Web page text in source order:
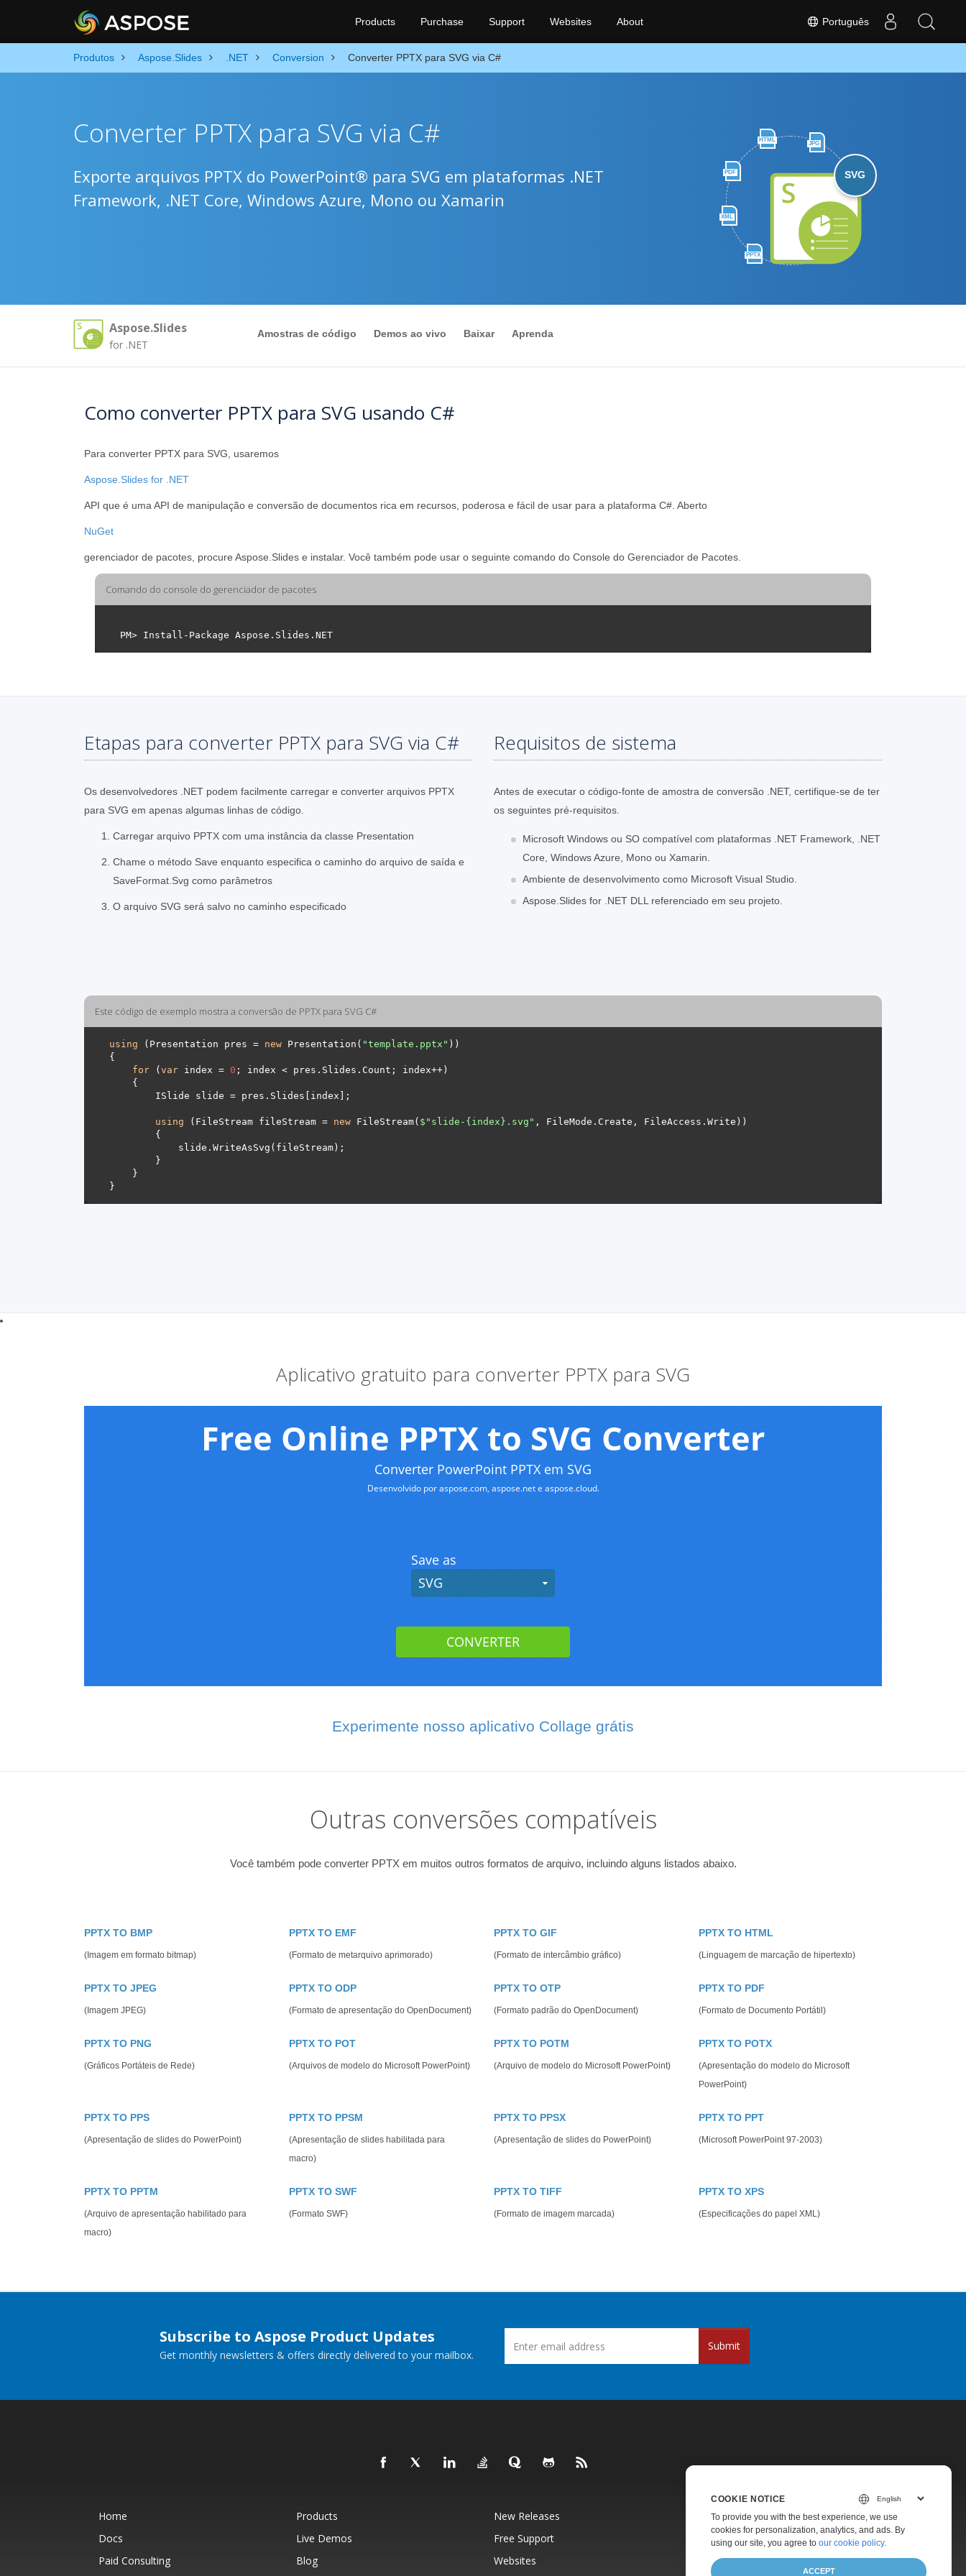
Português
Products Purchase Support Websites About
Produtos Aspose.Slides .NET Conversion Converter PPTX para SVG via C#
HTML
JPG
PDF
XML
PPTX
SVG
Converter PPTX para SVG via C#
Exporte arquivos PPTX do PowerPoint® para SVG em plataformas .NET
Framework, .NET Core, Windows Azure, Mono ou Xamarin
Aspose.Slides
for .NET
Amostras de código Demos ao vivo Baixar Aprenda
Como converter PPTX para SVG usando C#
Para converter PPTX para SVG, usaremos
Aspose.Slides for .NET
API que é uma API de manipulação e conversão de documentos rica em recursos, poderosa e fácil de usar para a plataforma C#. Aberto
NuGet
gerenciador de pacotes, procure Aspose.Slides e instalar. Você também pode usar o seguinte comando do Console do Gerenciador de Pacotes.
Comando do console do gerenciador de pacotes
Etapas para converter PPTX para SVG via C#
Os desenvolvedores .NET podem facilmente carregar e converter arquivos PPTX
para SVG em apenas algumas linhas de código.
Carregar arquivo PPTX com uma instância da classe Presentation
Chame o método Save enquanto especifica o caminho do arquivo de saída e
SaveFormat.Svg como parâmetros
O arquivo SVG será salvo no caminho especificado
Requisitos de sistema
Antes de executar o código-fonte de amostra de conversão .NET, certifique-se de ter
os seguintes pré-requisitos.
Microsoft Windows ou SO compatível com plataformas .NET Framework, .NET
Core, Windows Azure, Mono ou Xamarin.
Ambiente de desenvolvimento como Microsoft Visual Studio.
Aspose.Slides for .NET DLL referenciado em seu projeto.
Este código de exemplo mostra a conversão de PPTX para SVG C#
using (Presentation pres = new Presentation( "template.pptx"
for ( var index = 0
using (FileStream fileStream = new FileStream( $"slide- {index} .svg"
Aplicativo gratuito para converter PPTX para SVG
Experimente nosso aplicativo Collage grátis
Outras conversões compatíveis
Você também pode converter PPTX em muitos outros formatos de arquivo, incluindo alguns listados abaixo.
PPTX TO BMP
(Imagem em formato bitmap)
PPTX TO EMF
(Formato de metarquivo aprimorado)
PPTX TO GIF
(Formato de intercâmbio gráfico)
PPTX TO HTML
(Linguagem de marcação de hipertexto)
PPTX TO JPEG
(Imagem JPEG)
PPTX TO ODP
(Formato de apresentação do OpenDocument)
PPTX TO OTP
(Formato padrão do OpenDocument)
PPTX TO PDF
(Formato de Documento Portátil)
PPTX TO PNG
(Gráficos Portáteis de Rede)
PPTX TO POT
(Arquivos de modelo do Microsoft PowerPoint)
PPTX TO POTM
(Arquivo de modelo do Microsoft PowerPoint)
PPTX TO POTX
(Apresentação do modelo do Microsoft
PowerPoint)
PPTX TO PPS
(Apresentação de slides do PowerPoint)
PPTX TO PPSM
(Apresentação de slides habilitada para
macro)
PPTX TO PPSX
(Apresentação de slides do PowerPoint)
PPTX TO PPT
(Microsoft PowerPoint 97-2003)
PPTX TO PPTM
(Arquivo de apresentação habilitado para
macro)
PPTX TO SWF
(Formato SWF)
PPTX TO TIFF
(Formato de imagem marcada)
PPTX TO XPS
(Especificações do papel XML)
Subscribe to Aspose Product Updates
Get monthly newsletters & offers directly delivered to your mailbox.
Submit
Home Products New Releases
Pricing
Docs
Live Demos Free Support
Paid Support
Paid Consulting
Blog Websites About
COOKIE NOTICE
To provide you with the best experience, we use
cookies for personalization, analytics, and ads. By
using our site, you agree to our cookie policy.
ACCEPT